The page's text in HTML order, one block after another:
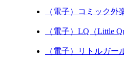
（電子）コミック外
（電子）LQ（Little
（電子）リトルガー